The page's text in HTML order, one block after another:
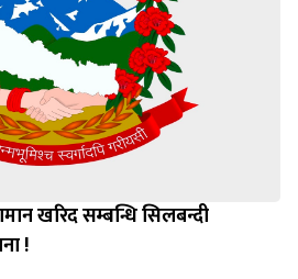
खरिद सम्बन्धि सिलबन्दी
!